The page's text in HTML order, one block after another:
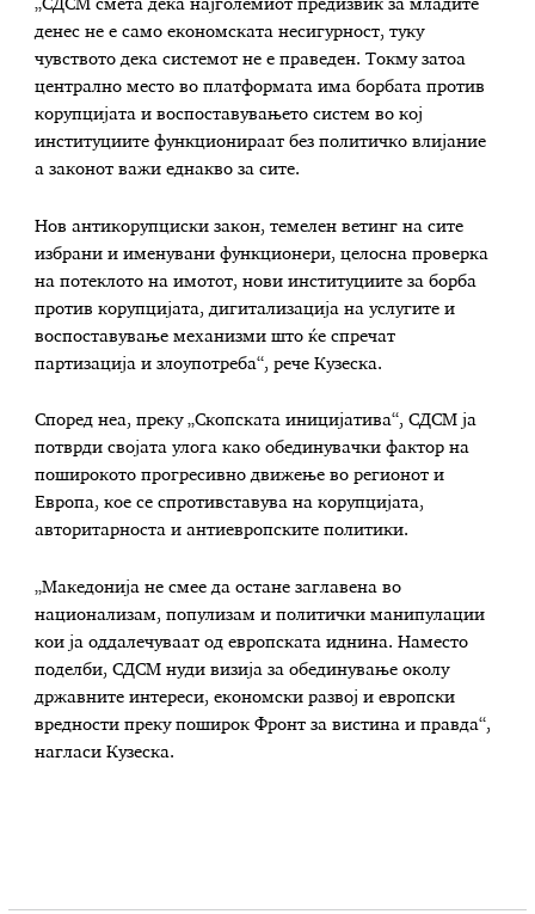
„СДСМ смета дека најголемиот предизвик за младите
денес не е само економската несигурност, туку
чувството дека системот не е праведен. Токму затоа
централно место во платформата има борбата против
корупцијата и воспоставувањето систем во кој
институциите функционираат без политичко влијание
а законот важи еднакво за сите.
Нов антикорупциски закон, темелен ветинг на сите
избрани и именувани функционери, целосна проверка
на потеклото на имотот, нови институциите за борба
против корупцијата, дигитализација на услугите и
воспоставување механизми што ќе спречат
партизација и злоупотреба“, рече Кузеска.
Според неа, преку „Скопската иницијатива“, СДСМ ја
потврди својата улога како обединувачки фактор на
поширокото прогресивно движење во регионот и
Европа, кое се спротивставува на корупцијата,
авторитарноста и антиевропските политики.
„Македонија не смее да остане заглавена во
национализам, популизам и политички манипулации
кои ја оддалечуваат од европската иднина. Наместо
поделби, СДСМ нуди визија за обединување околу
државните интереси, економски развој и европски
вредности преку поширок Фронт за вистина и правда“,
нагласи Кузеска.